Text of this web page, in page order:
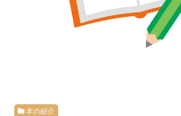
本の紹介